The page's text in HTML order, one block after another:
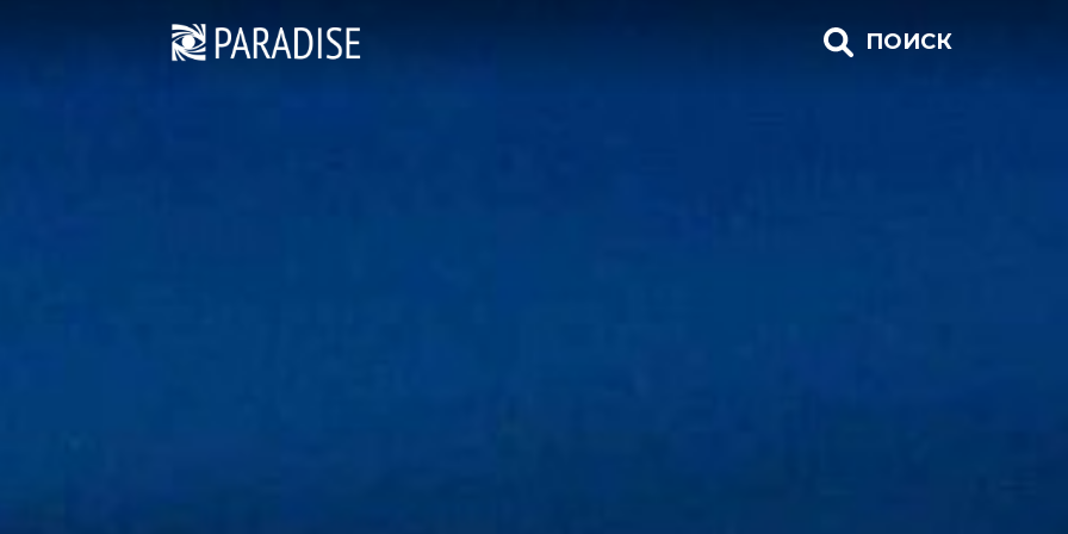
ПОИСК